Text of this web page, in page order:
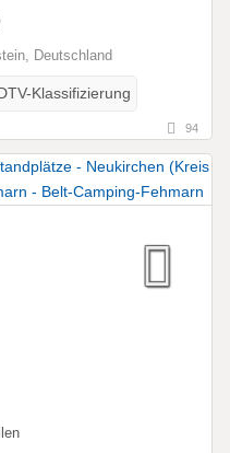
Deutschland
Klassifizierung
94